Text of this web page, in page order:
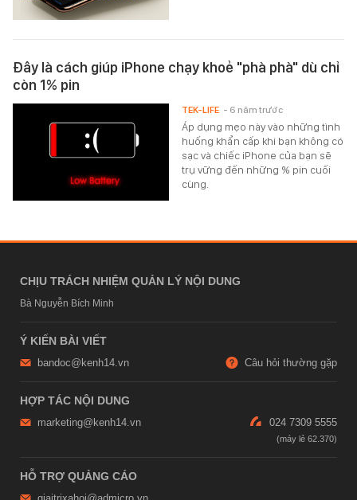
Đây là cách giúp iPhone chạy khoẻ "phà phà" dù chỉ
còn 1% pin
Áp dụng mẹo này vào những tình
huống khẩn cấp khi bạn không có
sạc và chiếc iPhone của bạn sẽ
trụ vững đến những % pin cuối
cùng.
TEK-LIFE - 6 năm trước
CHỊU TRÁCH NHIỆM QUẢN LÝ NỘI DUNG
Bà Nguyễn Bích Minh
Ý KIẾN BÀI VIẾT
bandoc@kenh14.vn Câu hỏi thường gặp
HỢP TÁC NỘI DUNG
marketing@kenh14.vn 024 7309 5555
HỖ TRỢ QUẢNG CÁO